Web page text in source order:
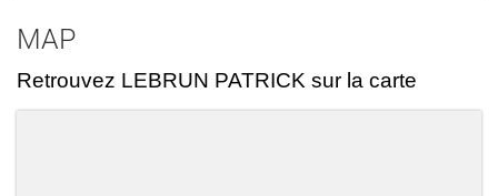
MAP
Retrouvez LEBRUN PATRICK sur la carte